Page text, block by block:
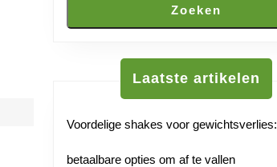
Zoeken
Laatste artikelen
Voordelige shakes voor gewichtsverlies:
betaalbare opties om af te vallen